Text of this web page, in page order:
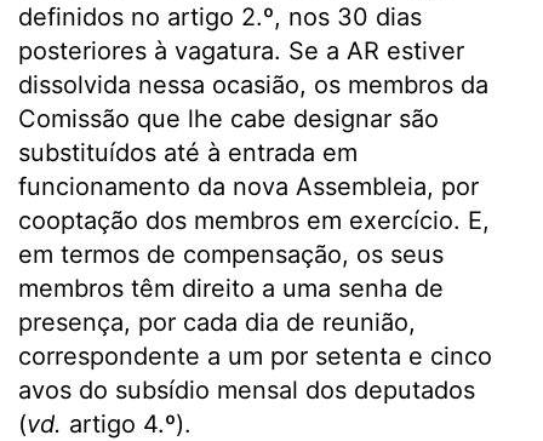
definidos no artigo 2.º, nos 30 dias
posteriores à vagatura. Se a AR estiver
dissolvida nessa ocasião, os membros da
Comissão que lhe cabe designar são
substituídos até à entrada em
funcionamento da nova Assembleia, por
cooptação dos membros em exercício. E,
em termos de compensação, os seus
membros têm direito a uma senha de
presença, por cada dia de reunião,
correspondente a um por setenta e cinco
avos do subsídio mensal dos deputados
(vd. artigo 4.º).